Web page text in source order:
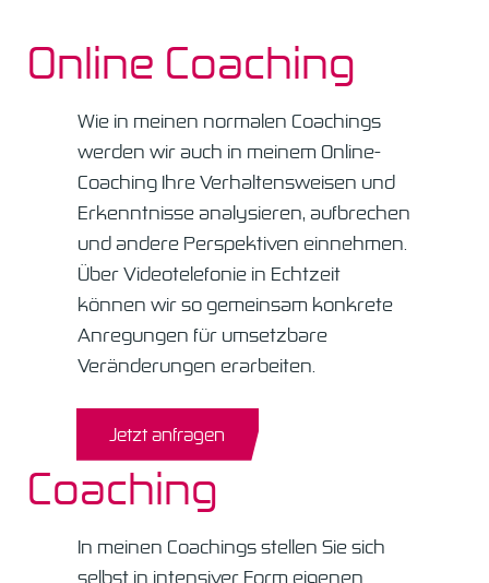
Online Coaching
Wie in meinen normalen Coachings
werden wir auch in meinem Online-
Coaching Ihre Verhaltensweisen und
Erkenntnisse analysieren, aufbrechen
und andere Perspektiven einnehmen.
Über Videotelefonie in Echtzeit
können wir so gemeinsam konkrete
Anregungen für umsetzbare
Veränderungen erarbeiten.
Jetzt anfragen
Coaching
In meinen Coachings stellen Sie sich
selbst in intensiver Form eigenen